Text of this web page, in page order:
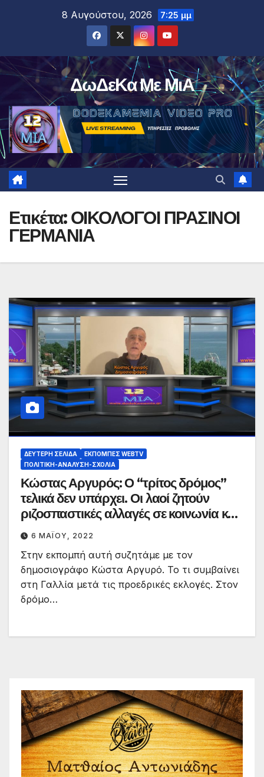
8 Αυγούστου, 2026 7:25 μμ
ΔωΔεΚα Με ΜιΑ
Ετικέτα:ΟΙΚΟΛΟΓΟΙ ΠΡΑΣΙΝΟΙ
ΓΕΡΜΑΝΙΑ
ΔΕΎΤΕΡΗ ΣΕΛΊΔΑ
ΕΚΠΟΜΠΈΣ WEBTV
ΠΟΛΙΤΙΚΉ-ΑΝΆΛΥΣΗ-ΣΧΌΛΙΑ
Κώστας Αργυρός: Ο “τρίτος δρόμος”
τελικά δεν υπάρχει. Οι λαοί ζητούν
ριζοσπαστικές αλλαγές σε κοινωνία και
οικονομία
6 ΜΑΪ́ΟΥ, 2022
Στην εκπομπή αυτή συζητάμε με τον
δημοσιογράφο Κώστα Αργυρό. Το τι συμβαίνει
στη Γαλλία μετά τις προεδρικές εκλογές. Στον
δρόμο…